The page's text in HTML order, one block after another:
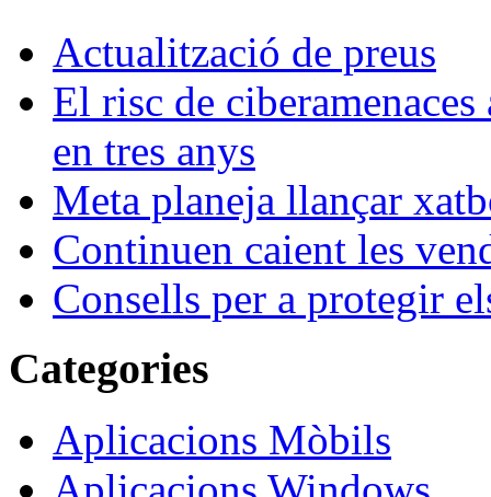
Actualització de preus
El risc de
en tres anys
Meta planeja llançar
Continuen caient les
Consells per a protegir
Categories
Aplicacions Mòbils